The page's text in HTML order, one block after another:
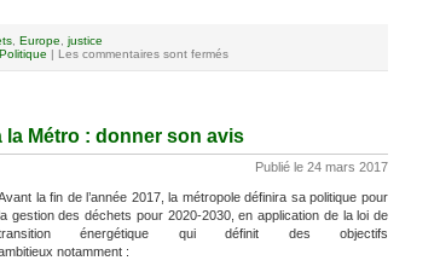
, Europe
justice
Politique | Les commentaires sont fermés
la Métro : donner son avis
Publié le 24 mars 2017
la fin de l’année 2017, la métropole définira sa politique pour
la gestion des déchets pour 2020-2030, en application de la loi de
énergétique qui définit des objectifs
notamment :